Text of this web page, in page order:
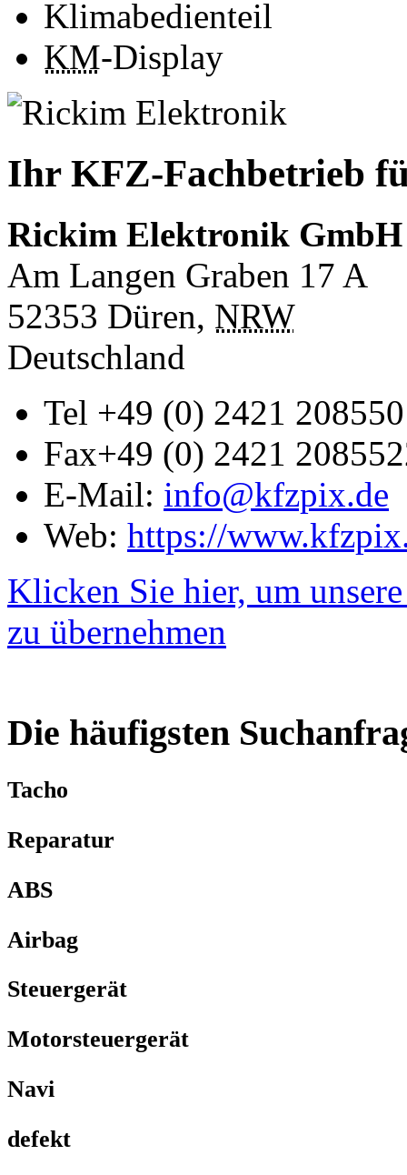
Klimabedienteil
KM-Display
Ihr KFZ-Fachbetrieb
Rickim Elektronik GmbH
Am Langen Graben 17 A
52353 Düren, NRW
Deutschland
Tel +49 (0) 2421 208550
Fax+49 (0) 2421
E-Mail: info@kfzpix.de
Web: https://
Klicken Sie hier, um
zu übernehmen
Die häufigsten
Tacho
Reparatur
ABS
Airbag
Steuergerät
Motorsteuergerät
Navi
defekt